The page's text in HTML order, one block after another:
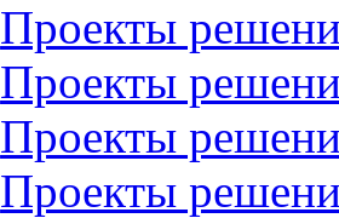
Проекты
Проекты
Проекты
Проекты